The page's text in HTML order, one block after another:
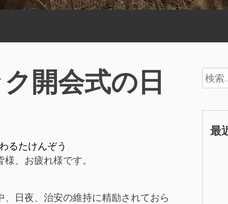
開会式の日
るたけんぞう
、お疲れ様です。
日夜、治安の維持に精励されておら
検
索:
最